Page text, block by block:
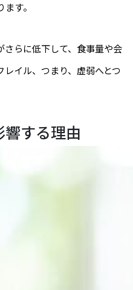
す。
らに低下して、食事量や会
イル、つまり、虚弱へとつ
する理由